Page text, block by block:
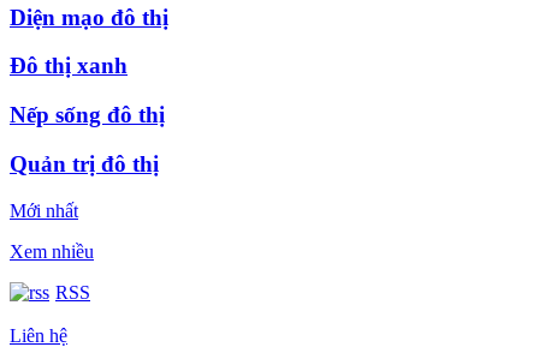
Diện mạo đô thị
Đô thị xanh
Nếp sống đô thị
Quản trị đô thị
Mới nhất
Xem nhiều
RSS
Liên hệ